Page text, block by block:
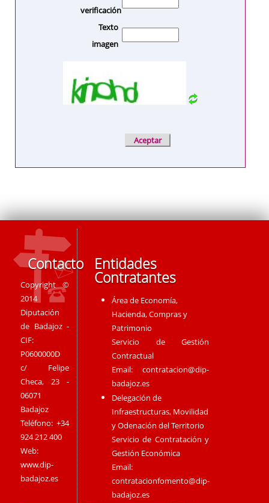
verificación
Texto
imagen
Contacto
Copyright ©
2014
Diputación
de Badajoz -
CIF:
P0600000D
c/ Felipe
Checa, 23 -
06071
Badajoz
Teléfono: +34
924 212 400
Web:
www.dip-
badajoz.es
Entidades
Contratantes
Área de Economía,
Hacienda, Compras y
Patrimonio
Servicio de Gestión
Contractual
Email:contratacion@dip-
badajoz.es
Delegación de
Infraestructuras, Movilidad
y Odenación del Territorio
Servicio de Contratación y
Gestión Económica
Email:
contratacionfomento@dip-
badajoz.es